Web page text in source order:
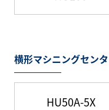
横形マシニングセン
HU50A-5X